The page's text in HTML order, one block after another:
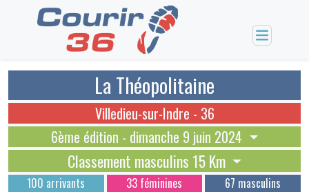
La Théopolitaine
6ème édition - dimanche 9 juin 2024
Villedieu-sur-Indre - 36
Classement masculins 15 Km
100 arrivants 33 féminines 67 masculins